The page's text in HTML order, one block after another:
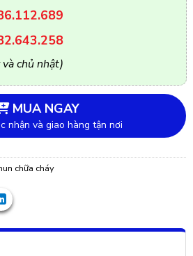
chủ nhật)
MUA NGAY
nhận và giao hàng tận nơi
chữa cháy